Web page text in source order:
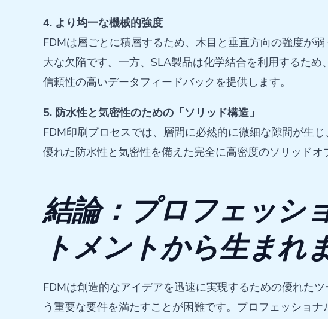
4. より均一な機械的強度
FDMは層ごとに積層するため、木目と垂直方向の強度が
大な欠陥です。一方、SLA製品は化学結合を利用するた
信頼性の高いデータフィードバックを提供します。
5. 防水性と気密性のための「ソリッド構造」
FDM印刷プロセスでは、層間に必然的に微細な隙間が生
優れた防水性と気密性を備えた完全に高密度のソリッド
結論：プロフェッシ
トメントから生まれ
FDMは創造的なアイデアを迅速に実現するための優れた
う重要な要件を満たすことが困難です。プロフェッショ